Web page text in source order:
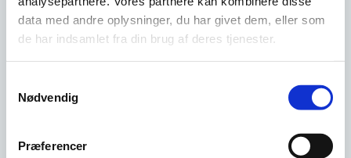
data med andre oplysninger, du har givet dem, eller som
de har indsamlet fra din brug af deres tjenester.
Nødvendig
Præferencer
Fonden Geopark Odsherred uddeler
Liste over projekter, der modtager midler fra Geopark Odsherreds